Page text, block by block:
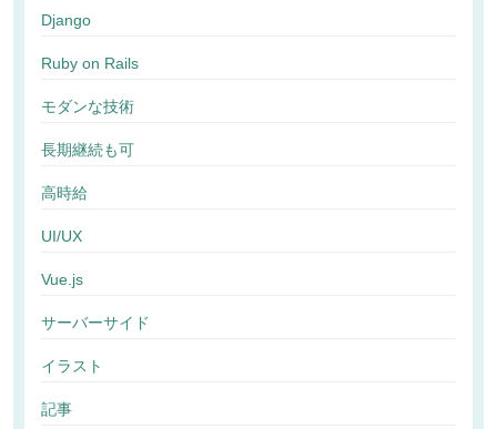
Django
Ruby on Rails
モダンな技術
長期継続も可
高時給
UI/UX
Vue.js
サーバーサイド
イラスト
記事